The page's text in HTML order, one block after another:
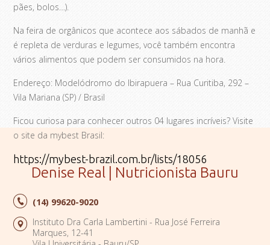
pães, bolos…).
Na feira de orgânicos que acontece aos sábados de manhã e
é repleta de verduras e legumes, você também encontra
vários alimentos que podem ser consumidos na hora.
Endereço: Modelódromo do Ibirapuera – Rua Curitiba, 292 –
Vila Mariana (SP) / Brasil
Ficou curiosa para conhecer outros 04 lugares incríveis? Visite
o site da mybest Brasil:
https://mybest-brazil.com.br/lists/18056
Denise Real | Nutricionista Bauru
(14) 99620-9020
Instituto Dra Carla Lambertini - Rua José Ferreira
Marques, 12-41